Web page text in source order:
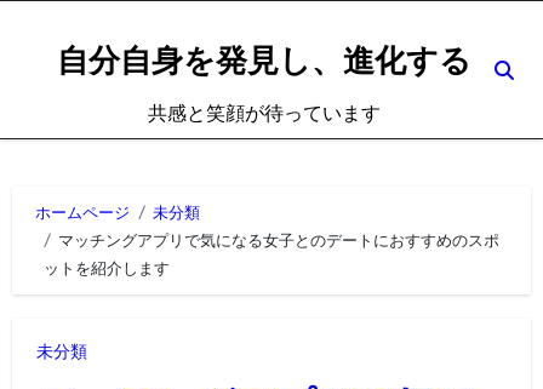
自分自身を発見し、進化する
共感と笑顔が待っています
ホームページ
未分類
マッチングアプリで気になる女子とのデートにおすすめのスポ
ットを紹介します
未分類